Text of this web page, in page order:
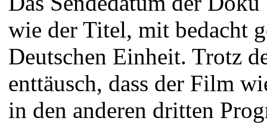
wie der Titel, mit bedacht
Deutschen Einheit. Trotz
enttäusch, dass der Film
in den anderen dritten